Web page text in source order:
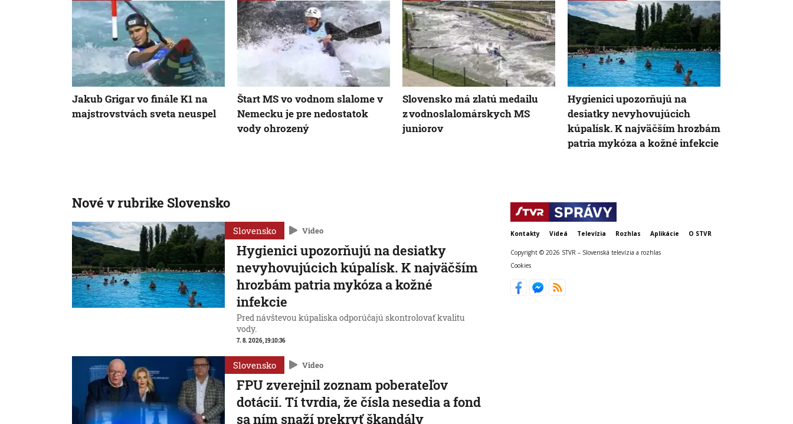
Jakub Grigar vo finále K1 na
majstrovstvách sveta neuspel
Štart MS vo vodnom slalome v
Nemecku je pre nedostatok
vody ohrozený
Slovensko má zlatú medailu
z vodnoslalomárskych MS
juniorov
Hygienici upozorňujú na
desiatky nevyhovujúcich
kúpalísk. K najväčším hrozbám
patria mykóza a kožné infekcie
Nové v rubrike Slovensko
Slovensko Video
Hygienici upozorňujú na desiatky
nevyhovujúcich kúpalísk. K najväčším
hrozbám patria mykóza a kožné
infekcie
Pred návštevou kúpaliska odporúčajú skontrolovať kvalitu
vody.
7. 8. 2026, 19:10:36
Slovensko Video
FPU zverejnil zoznam poberateľov
dotácií. Tí tvrdia, že čísla nesedia a fond
sa ním snaží prekryť škandály
Kontakty Videá Televízia Rozhlas Aplikácie O STVR
Copyright © 2026 STVR – Slovenská televízia a rozhlas
Cookies